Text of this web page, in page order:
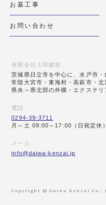
お墓工事
お問い合わせ
有限会社大和建材
茨城県日立市を中心に、水戸市・
常陸大宮市・東海村・高萩市・北
県央～県北部の外構・エクステリ
電話
0294-39-3711
月～土 09:00～17:00（日祝定休）
メール
info@daiwa-kenzai.jp
Copyright © Daiwa Kenzai